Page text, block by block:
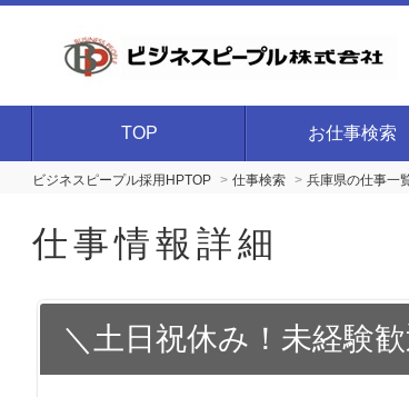
TOP お仕事検索
ビジネスピープル採用HPTOP 仕事検索 兵庫県の仕事一
仕事情報詳細
＼土日祝休み！未経験